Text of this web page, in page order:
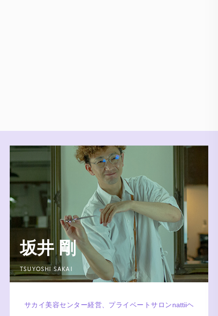
坂井 剛
TSUYOSHI SAKAI
サカイ美容センター経営、プライベートサロンnattiiヘ